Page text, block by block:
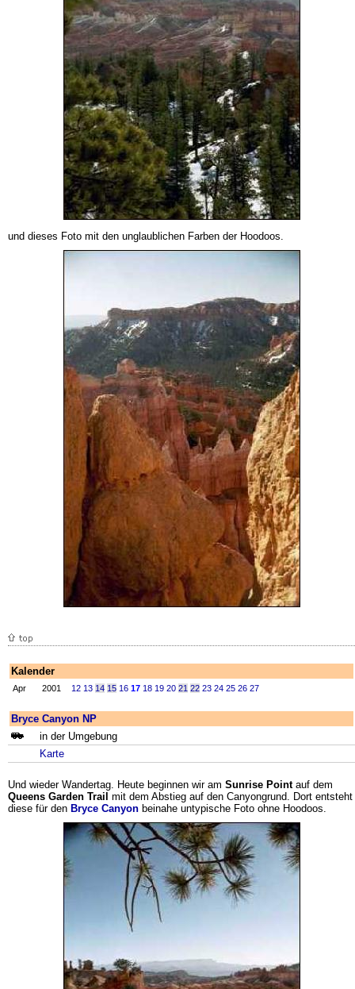
und dieses Foto mit den unglaublichen Farben der Hoodoos.
Kalender
Apr 2001 12 13 14 15 16 17 18 19 20 21 22 23 24 25 26 27
Bryce Canyon NP
in der Umgebung
Karte
Und wieder Wandertag. Heute beginnen wir am Sunrise Pointauf dem
Queens Garden Trail mit dem Abstieg auf den Canyongrund. Dort entsteht
diese für den Bryce Canyon beinahe untypische Foto ohne Hoodoos.